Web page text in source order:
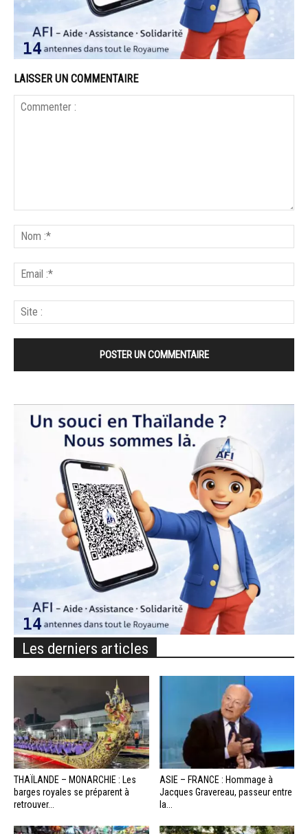
LAISSER UN COMMENTAIRE
Les derniers articles
THAÏLANDE – MONARCHIE : Les
barges royales se préparent à
retrouver...
ASIE – FRANCE : Hommage à
Jacques Gravereau, passeur entre
la...